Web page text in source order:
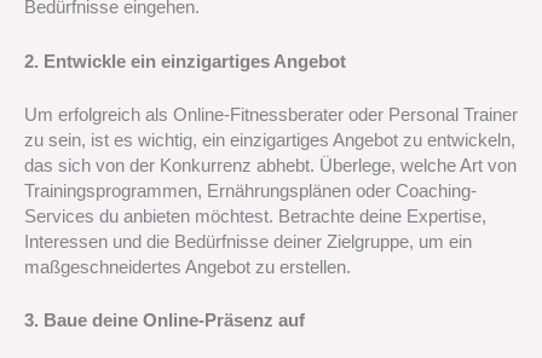
Bedürfnisse eingehen.
2. Entwickle ein einzigartiges Angebot
Um erfolgreich als Online-Fitnessberater oder Personal Trainer
zu sein, ist es wichtig, ein einzigartiges Angebot zu entwickeln,
das sich von der Konkurrenz abhebt. Überlege, welche Art von
Trainingsprogrammen, Ernährungsplänen oder Coaching-
Services du anbieten möchtest. Betrachte deine Expertise,
Interessen und die Bedürfnisse deiner Zielgruppe, um ein
maßgeschneidertes Angebot zu erstellen.
3. Baue deine Online-Präsenz auf